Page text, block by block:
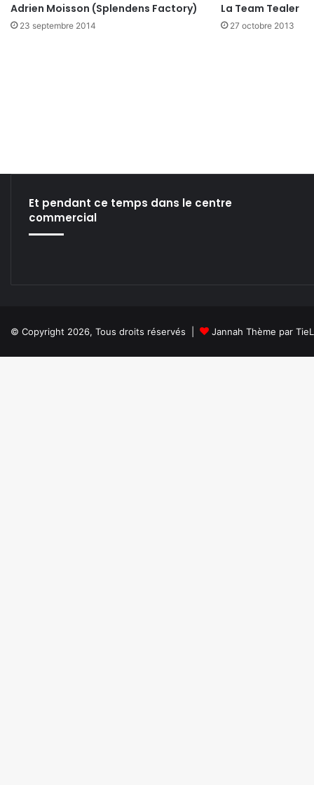
Adrien Moisson (Splendens Factory)
23 septembre 2014
La Team Tealer
27 octobre 2013
Et pendant ce temps dans le centre
commercial
© Copyright 2026, Tous droits réservés | Jannah Thème par